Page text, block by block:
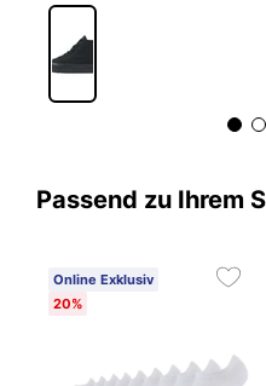
Passend zu Ihrem
Online Exklusiv
20%